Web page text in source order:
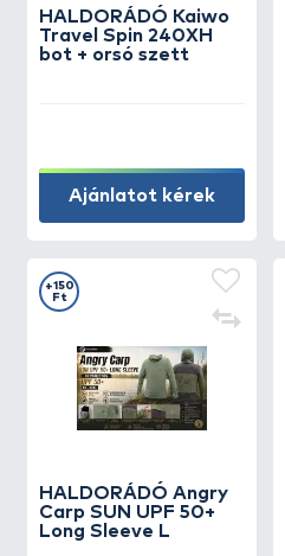
HALDORÁDÓ Kaiwo
Travel Spin 240XH
bot + orsó szett
Ajánlatot kérek
HALDORÁDÓ Angry
Carp SUN UPF 50+
Long Sleeve L
+150
Ft